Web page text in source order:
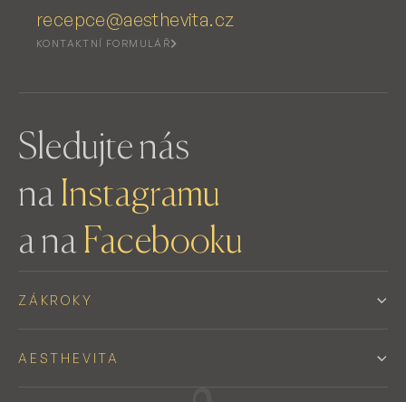
recepce@aesthevita.cz
KONTAKTNÍ FORMULÁŘ
Sledujte nás
na Instagramu
a na Facebooku
ZÁKROKY
AESTHEVITA